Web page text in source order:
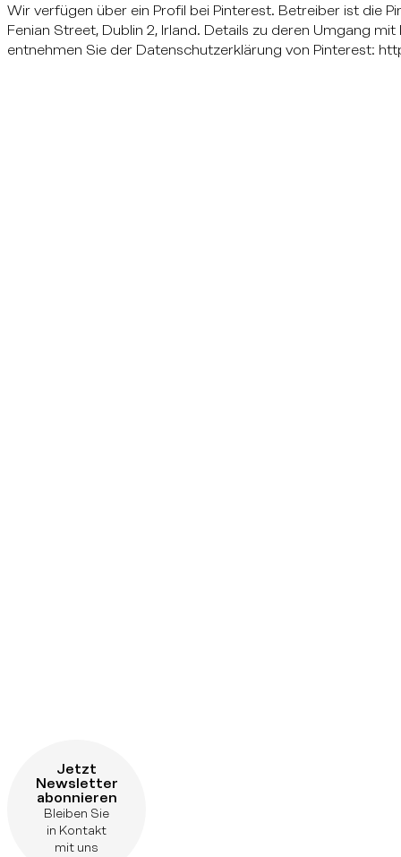
Wir verfügen über ein Profil bei Pinterest. Betreiber ist die
Fenian Street, Dublin 2, Irland. Details zu deren Umgang
entnehmen Sie der Datenschutzerklärung von Pinterest:
Jetzt
Newsletter
abonnieren
Bleiben Sie
in Kontakt
mit uns